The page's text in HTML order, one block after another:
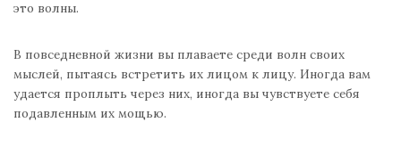
это волны.
В повседневной жизни вы плаваете среди волн своих
мыслей, пытаясь встретить их лицом к лицу. Иногда вам
удается проплыть через них, иногда вы чувствуете себя
подавленным их мощью.